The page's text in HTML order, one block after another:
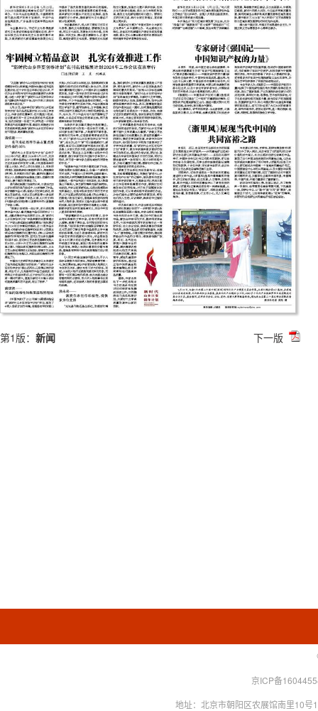
第1版： 新闻 下一版
京ICP备
地址：北京市朝阳区农展馆南里10